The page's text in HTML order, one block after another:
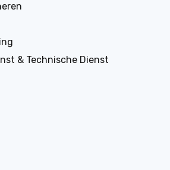
& Technische Dienst